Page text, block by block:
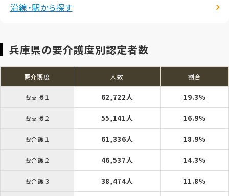
沿線・駅から探す
兵庫県の要介護度別認定者数
要介護度 人数 割合
要支援１ 62,722人 19.3％
要支援２ 55,141人 16.9％
要介護１ 61,336人 18.9％
要介護２ 46,537人 14.3％
要介護３ 38,474人 11.8％